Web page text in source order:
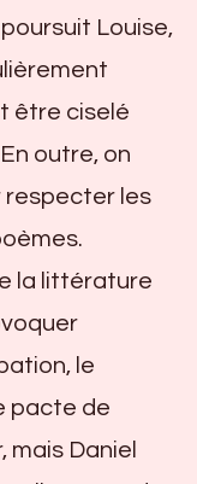
Louise,
être ciselé
outre, on
respecter les
la littérature
le
pacte de
Daniel